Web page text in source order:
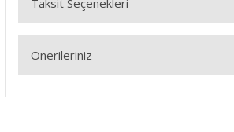
Bu ürüne ilk yorumu siz
Taksit Seçenekleri
Önerileriniz